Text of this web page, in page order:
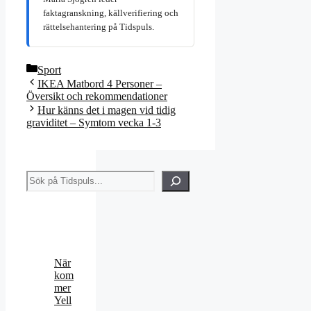
faktagranskning, källverifiering och
rättelsehantering på Tidspuls.
Kategorier
Sport
IKEA Matbord 4 Personer –
Översikt och rekommendationer
Hur känns det i magen vid tidig
graviditet – Symtom vecka 1-3
Sök
När
kom
mer
Yell